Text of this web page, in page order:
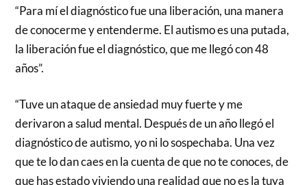
“Para mí el diagnóstico fue una liberación, una manera
de conocerme y entenderme. El autismo es una putada,
la liberación fue el diagnóstico, que me llegó con 48
años”.
“Tuve un ataque de ansiedad muy fuerte y me
derivaron a salud mental. Después de un año llegó el
diagnóstico de autismo, yo ni lo sospechaba. Una vez
que te lo dan caes en la cuenta de que no te conoces, de
que has estado viviendo una realidad que no es la tuya